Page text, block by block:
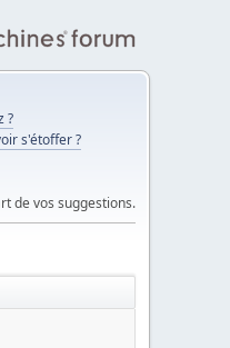
?
s'étoffer ?
de vos suggestions.